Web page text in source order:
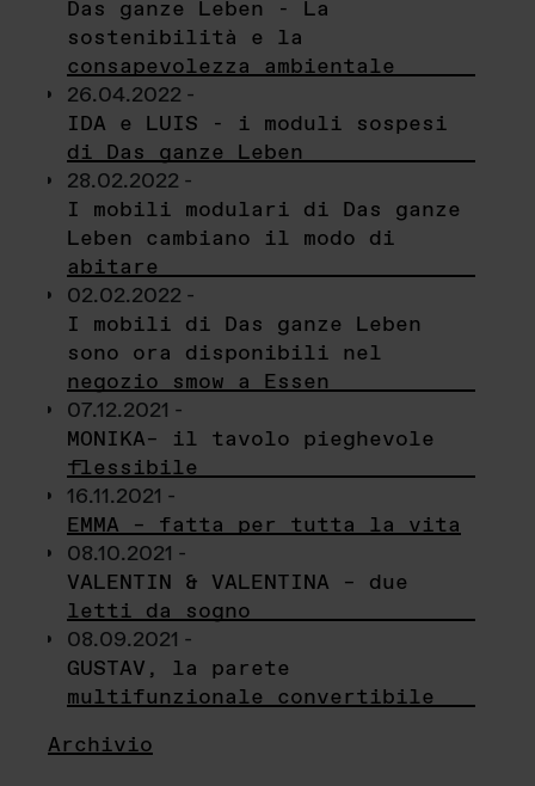
Das ganze Leben - La
sostenibilità e la
consapevolezza ambientale
26.04.2022 -
IDA e LUIS - i moduli sospesi
di Das ganze Leben
28.02.2022 -
I mobili modulari di Das ganze
Leben cambiano il modo di
abitare
02.02.2022 -
I mobili di Das ganze Leben
sono ora disponibili nel
negozio smow a Essen
07.12.2021 -
MONIKA– il tavolo pieghevole
flessibile
16.11.2021 -
EMMA – fatta per tutta la vita
08.10.2021 -
VALENTIN & VALENTINA – due
letti da sogno
08.09.2021 -
GUSTAV, la parete
multifunzionale convertibile
Archivio